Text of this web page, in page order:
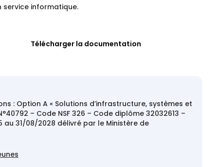
informatique.
Télécharger la documentation
: Option A « Solutions d’infrastructure, systèmes et
– Code NSF 326 – Code diplôme 32032613 –
31/08/2028 délivré par le Ministère de